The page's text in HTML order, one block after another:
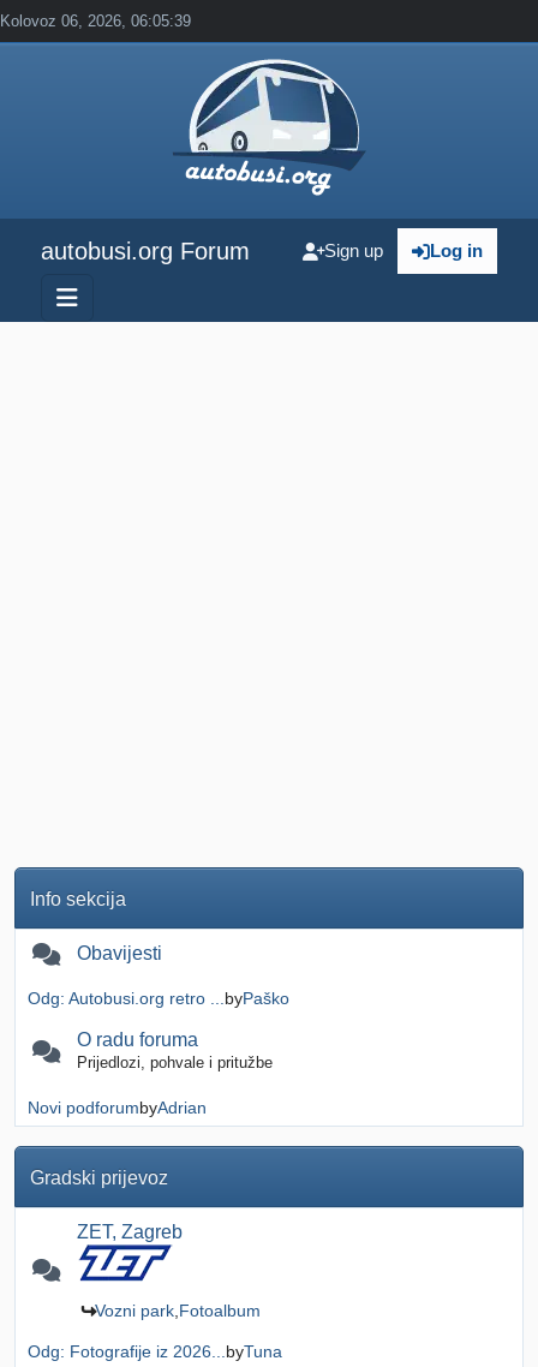
Kolovoz 06, 2026, 06:05:39
autobusi.org Forum Log in
Sign up
Info sekcija
Obavijesti
Odg: Autobusi.org retro ... byPaško
O radu foruma
Prijedlozi, pohvale i pritužbe
Novi podforumbyAdrian
Gradski prijevoz
ZET, Zagreb
Vozni park Fotoalbum
Odg: Fotografije iz 2026... byTuna